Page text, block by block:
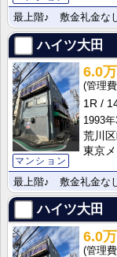
最上階♪ 敷金礼金な
ハイツ大田
マンション
6.0
1R
1993年
荒川
東京
最上階♪ 敷金礼金な
ハイツ大田
6.0